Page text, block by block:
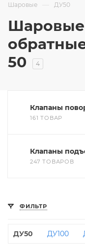
Шаровые — ДУ50
50
4
Клапаны
161 ТОВАР
Клапаны
247 ТОВАРОВ
ФИЛЬТР
ДУ50 ДУ100